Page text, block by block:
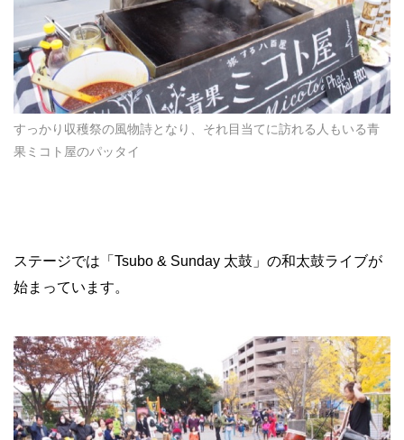
すっかり収穫祭の風物詩となり、それ目当てに訪れる人もいる青
果ミコト屋のパッタイ
ステージでは「 Tsubo & Sunday 太鼓」の和太鼓ライブが
始まっています。